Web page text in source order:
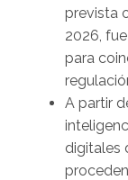
prevista
2026,
para
A partir
digitales